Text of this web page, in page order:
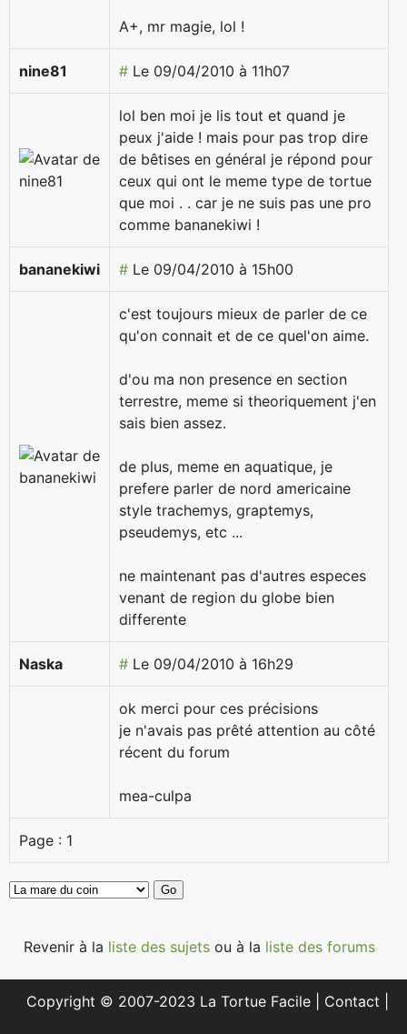
A+, mr magie, lol !
nine81 # Le 09/04/2010 à 11h07
lol ben moi je lis tout et quand je
peux j'aide ! mais pour pas trop dire
de bêtises en général je répond pour
ceux qui ont le meme type de tortue
que moi . . car je ne suis pas une pro
comme bananekiwi !
bananekiwi # Le 09/04/2010 à 15h00
c'est toujours mieux de parler de ce
qu'on connait et de ce quel'on aime.
d'ou ma non presence en section
terrestre, meme si theoriquement j'en
sais bien assez.
de plus, meme en aquatique, je
prefere parler de nord americaine
style trachemys, graptemys,
pseudemys, etc ...
ne maintenant pas d'autres especes
venant de region du globe bien
differente
Naska # Le 09/04/2010 à 16h29
ok merci pour ces précisions
je n'avais pas prêté attention au côté
récent du forum
mea-culpa
Page : 1
Revenir à la liste des sujets ou à la liste des forums
Copyright © 2007-2023 La Tortue Facile | Contact